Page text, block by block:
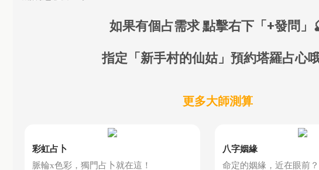
如果有個占需求 點擊右下「+發問」
指定「新手村的仙姑」預約塔羅占心哦
更多大師測算
彩虹占卜
脈輪x色彩，獨門占卜就在這！
八字姻緣
命定的姻緣，近在眼前？